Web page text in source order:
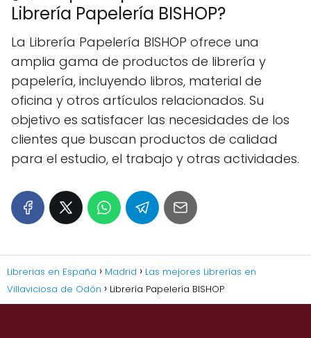
Librería Papelería BISHOP?
La Librería Papelería BISHOP ofrece una
amplia gama de productos de librería y
papelería, incluyendo libros, material de
oficina y otros artículos relacionados. Su
objetivo es satisfacer las necesidades de los
clientes que buscan productos de calidad
para el estudio, el trabajo y otras actividades.
Librerias en España Madrid
Las mejores Librerías en
Villaviciosa de Odón
Librería Papelería BISHOP